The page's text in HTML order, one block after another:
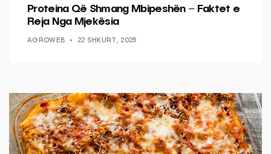
Proteina Që Shmang Mbipeshën – Faktet e
Reja Nga Mjekësia
AGROWEB 22 SHKURT, 2025